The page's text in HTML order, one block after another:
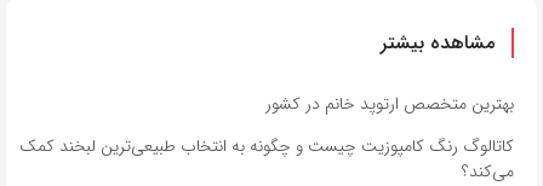
مشاهده بیشتر
بهترین متخصص ارتوپد خانم در کشور
کاتالوگ رنگ کامپوزیت چیست و چگونه به انتخاب طبیعی‌ترین لبخند کمک
می‌کند؟